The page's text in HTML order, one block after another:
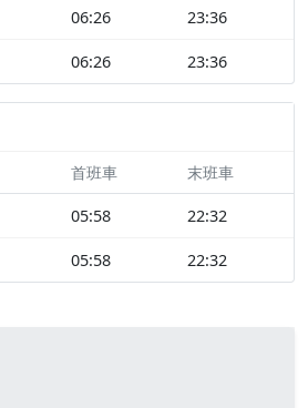
06:26 23:36
06:26 23:36
首班車 末班車
05:58 22:32
05:58 22:32